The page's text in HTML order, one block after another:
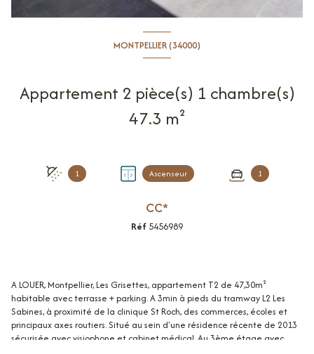
MONTPELLIER (34000)
Appartement 2 pièce(s) 1 chambre(s)
47.3 m²
1 Ascenseur 1
CC*
Réf 5456989
A LOUER, Montpellier, Les Grisettes, appartement T2 de 47,30m²
habitable avec terrasse + parking. A 3min à pieds du tramway L2 Les
Sabines, à proximité de la clinique St Roch, des commerces, écoles et
principaux axes routiers. Situé au sein d'une résidence récente de 2013
sécurisée avec visiophone et cabinet médical. Au 3ème étage avec